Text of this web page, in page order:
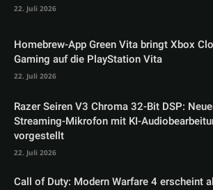
22. Juli 2026
Homebrew-App Green Vita bringt Xbox
Gaming auf die PlayStation Vita
22. Juli 2026
Razer Seiren V3 Chroma 32-Bit DSP:
Streaming-Mikrofon mit KI-
vorgestellt
22. Juli 2026
Call of Duty: Modern Warfare 4 erscheint